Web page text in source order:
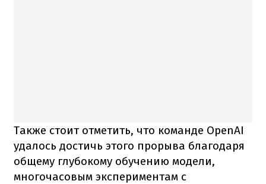
Также стоит отметить, что команде OpenAI
удалось достичь этого прорыва благодаря
общему глубокому обучению модели,
многочасовым экспериментам с